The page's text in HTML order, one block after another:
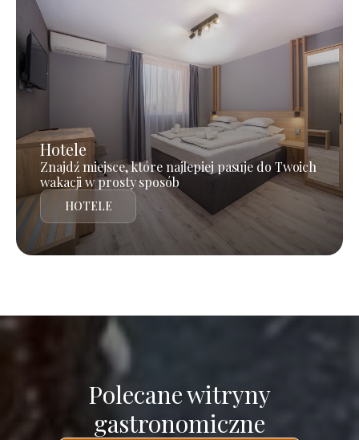
Hotele
Znajdź miejsce, które najlepiej pasuje do Twoich
wakacji w prosty sposób
HOTELE
Polecane witryny
gastronomiczne